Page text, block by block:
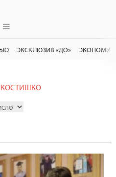
ЭКСКЛЮЗИВ «ДО»
КОСТИШКО